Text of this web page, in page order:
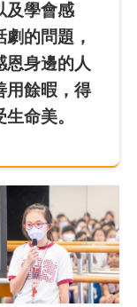
及學會感
的問題，
恩身邊的人
用餘暇，得
命美。